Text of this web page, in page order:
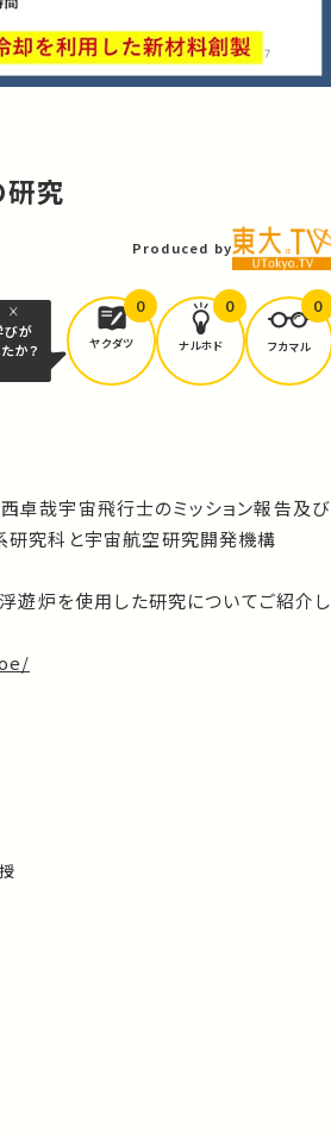
研究
Produced by
びが
か？
ヤクダツ
0
ナルホド
0
フカマル
0
卓哉宇宙飛行士のミッション報告及び
研究科と宇宙航空研究開発機構
浮遊炉を使用した研究についてご紹介し